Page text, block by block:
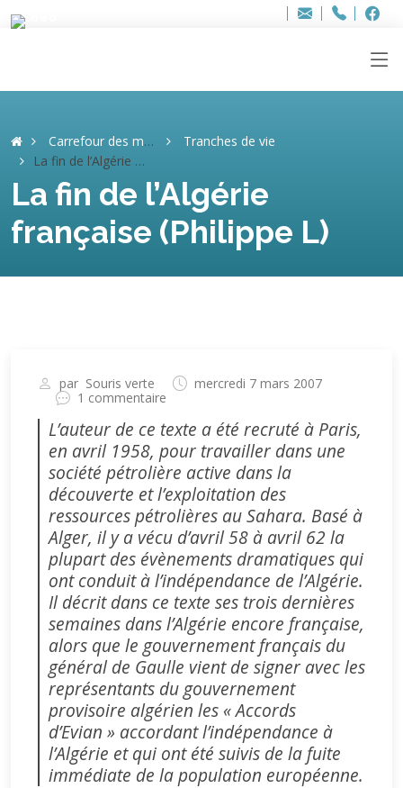
Adresse
info..hâthe..
Tel.
Tel.
Carrefour des mémoires
Tranches de vie
La fin de l’Algérie française (Philippe L)
La fin de l’Algérie
française (Philippe L)
par Souris verte
mercredi 7 mars 2007
1 commentaire
L’auteur de ce texte a été recruté à Paris,
en avril 1958, pour travailler dans une
société pétrolière active dans la
découverte et l’exploitation des
ressources pétrolières au Sahara. Basé à
Alger, il y a vécu d’avril 58 à avril 62 la
plupart des évènements dramatiques qui
ont conduit à l’indépendance de l’Algérie.
Il décrit dans ce texte ses trois dernières
semaines dans l’Algérie encore française,
alors que le gouvernement français du
général de Gaulle vient de signer avec les
représentants du gouvernement
provisoire algérien les « Accords
d’Evian » accordant l’indépendance à
l’Algérie et qui ont été suivis de la fuite
immédiate de la population européenne.